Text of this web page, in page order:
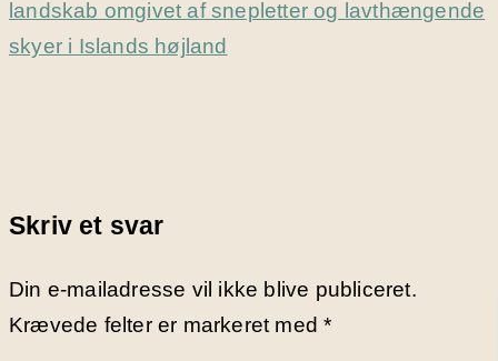
Skriv et svar
Din e-mailadresse vil ikke blive publiceret.
Krævede felter er markeret med*